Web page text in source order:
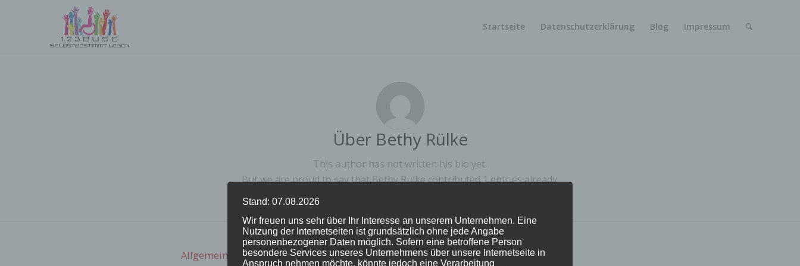
Startseite Datenschutzerklärung Blog Impressum
Über Bethy Rülke
This author has not written his bio yet.
But we are proud to say thatBethy Rülkecontributed 1 entries already.
Allgemein
Stand: 07.08.2026
Wir freuen uns sehr über Ihr Interesse an unserem Unternehmen. Eine
Nutzung der Internetseiten ist grundsätzlich ohne jede Angabe
personenbezogener Daten möglich. Sofern eine betroffene Person
besondere Services unseres Unternehmens über unsere Internetseite in
Anspruch nehmen möchte, könnte jedoch eine Verarbeitung